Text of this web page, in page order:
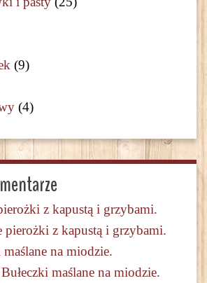
(9)
(4)
z kapustą i grzybami.
pierożki z kapustą i grzybami.
maślane na miodzie.
Bułeczki maślane na miodzie.